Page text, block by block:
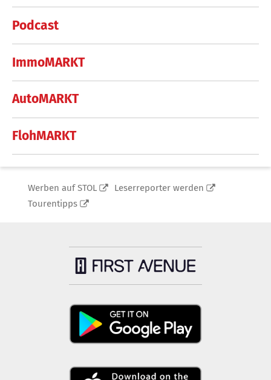
Podcast
ImmoMARKT
AutoMARKT
FlohMARKT
Werben auf STOL
Leserreporter werden
Tourentipps